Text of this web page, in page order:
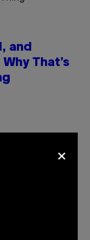
and
That’s
Sale Ends
Off
While
×